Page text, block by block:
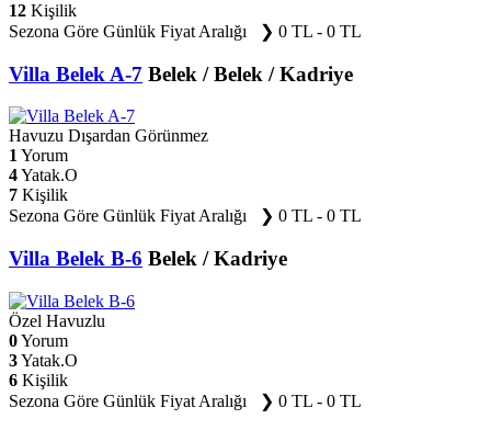
12 Kişilik
Sezona Göre Günlük Fiyat Aralığı ❯ 0 TL - 0 TL
Villa Belek A-7 Belek / Belek / Kadriye
Havuzu Dışardan Görünmez
1 Yorum
4Yatak.O
7 Kişilik
Sezona Göre Günlük Fiyat Aralığı ❯ 0 TL - 0 TL
Villa Belek B-6 Belek / Kadriye
Özel Havuzlu
0Yorum
3Yatak.O
6 Kişilik
Sezona Göre Günlük Fiyat Aralığı ❯ 0 TL - 0 TL